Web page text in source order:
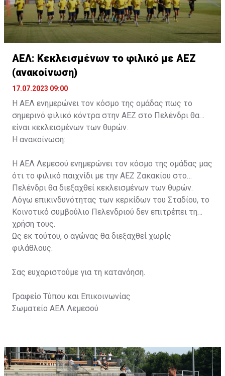
ΑΕΛ: Κεκλεισμένων το φιλικό με ΑΕΖ
(ανακοίνωση)
17.07.2023 09:00
Η ΑΕΛ ενημερώνει τον κόσμο της ομάδας πως το
σημερινό φιλικό κόντρα στην ΑΕΖ στο Πελένδρι θα
είναι κεκλεισμένων των θυρών.
Η ανακοίνωση:
Η ΑΕΛ Λεμεσού ενημερώνει τον κόσμο της ομάδας μας
ότι το φιλικό παιχνίδι με την ΑΕΖ Ζακακίου στο
Πελένδρι θα διεξαχθεί κεκλεισμένων των θυρών.
Λόγω επικινδυνότητας των κερκίδων του Σταδίου, το
Κοινοτικό συμβούλιο Πελενδριού δεν επιτρέπει τη
χρήση τους.
Ως εκ τούτου, ο αγώνας θα διεξαχθεί χωρίς
φιλάθλους.
Σας ευχαριστούμε για τη κατανόηση.
Γραφείο Τύπου και Επικοινωνίας
Σωματείο ΑΕΛ Λεμεσού